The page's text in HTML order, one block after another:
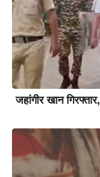
जहांगीर खान